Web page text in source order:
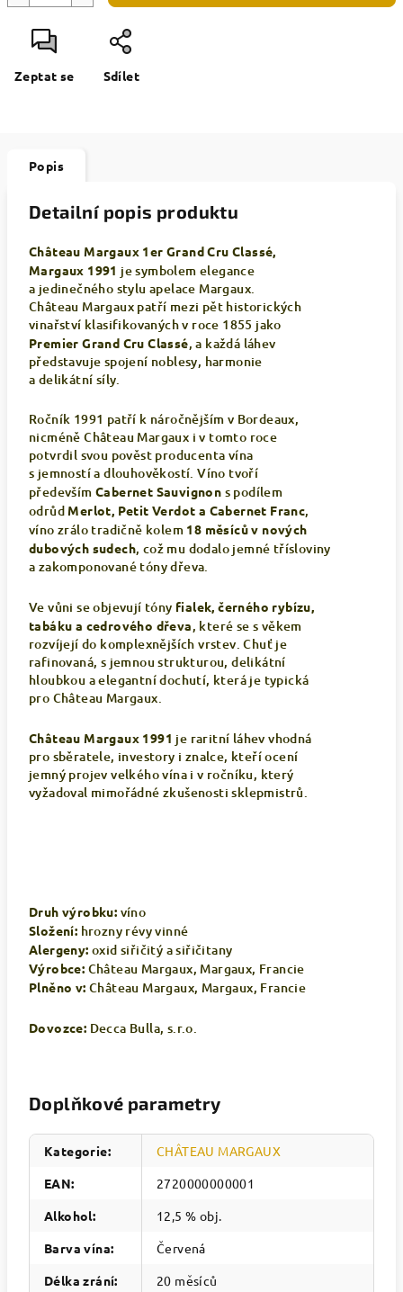
Zeptat se Sdílet
Popis
Detailní popis produktu
Château Margaux 1er Grand Cru Classé,
Margaux 1991 je symbolem elegance
a jedinečného stylu apelace Margaux.
Château Margaux patří mezi pět historických
vinařství klasifikovaných v roce 1855 jako
Premier Grand Cru Classé, a každá láhev
představuje spojení noblesy, harmonie
a delikátní síly.
Ročník 1991 patří k náročnějším v Bordeaux,
nicméně Château Margaux i v tomto roce
potvrdil svou pověst producenta vína
s jemností a dlouhověkostí. Víno tvoří
především Cabernet Sauvignon s podílem
odrůdMerlot, Petit Verdot a Cabernet Franc,
víno zrálo tradičně kolem 18 měsíců v nových
dubových sudech, což mu dodalo jemné třísloviny
a zakomponované tóny dřeva.
Ve vůni se objevují tóny fialek, černého rybízu,
tabáku a cedrového dřeva, které se s věkem
rozvíjejí do komplexnějších vrstev. Chuť je
rafinovaná, s jemnou strukturou, delikátní
hloubkou a elegantní dochutí, která je typická
pro Château Margaux.
Château Margaux 1991 je raritní láhev vhodná
pro sběratele, investory i znalce, kteří ocení
jemný projev velkého vína i v ročníku, který
vyžadoval mimořádné zkušenosti sklepmistrů.
Druh výrobku: víno
Složení: hrozny révy vinné
Alergeny: oxid siřičitý a siřičitany
Výrobce: Château Margaux, Margaux, Francie
Plněno v: Château Margaux, Margaux, Francie
Dovozce: Decca Bulla, s.r.o.
Doplňkové parametry
Kategorie:
CHÂTEAU MARGAUX
EAN:
2720000000001
Alkohol:
12,5 % obj.
Barva vína:
Červená
Délka zrání: 20 měsíců